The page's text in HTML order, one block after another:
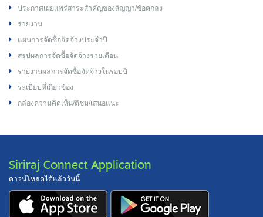
ประกาศเผยแพร่สาระสำคัญของสัญญา/ข้อตกลง
รายงาน
แผนการจัดซื้อจัดจ้างประจำปี
สรุปผลการจัดซื้อจัดจ้างรายเดือน
รายงานผลการจัดซื้อจัดจ้างในรอบปี
ระเบียบที่เกี่ยวข้อง
กล่องความคิดเห็น/ติชม/เสนอแนะ
Siriraj Connect Application
ดาวน์โหลดได้แล้ววันนี้